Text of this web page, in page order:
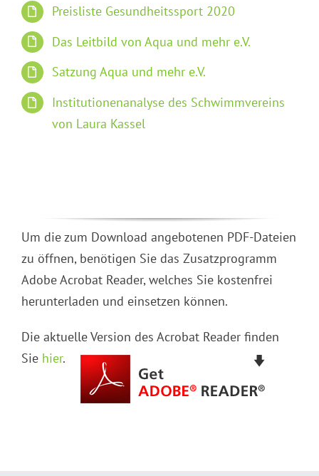
Preisliste Gesundheitssport 2020
Das Leitbild von Aqua und mehr e.V.
Satzung Aqua und mehr e.V.
Institutionenanalyse des Schwimmvereins
von Laura Kassel
Um die zum Download angebotenen PDF-Dateien
zu öffnen, benötigen Sie das Zusatzprogramm
Adobe Acrobat Reader, welches Sie kostenfrei
herunterladen und einsetzen können.
Die aktuelle Version des Acrobat Reader finden
Sie hier.